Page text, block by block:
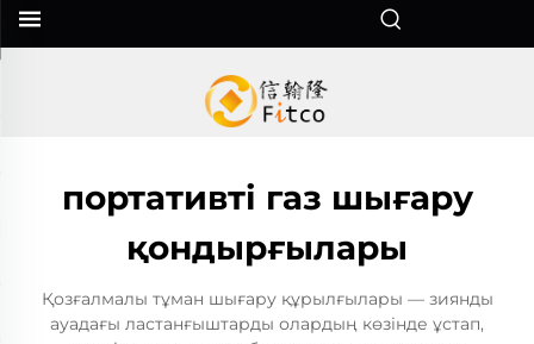
портативті газ шығару
қондырғылары
Қозғалмалы тұман шығару құрылғылары — зиянды
ауадағы ластанғыштарды олардың көзінде ұстап,